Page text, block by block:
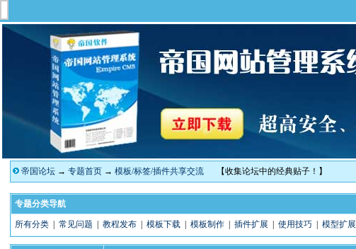
帝国论坛→ 专题首页→ 模板/标签/插件共享交流【收集论坛中的经典贴子！】
专题分类导航
所有分类| 常见问题 教程发布| 模板下载| 模板制作| 插件扩展 使用技巧| 模型扩展